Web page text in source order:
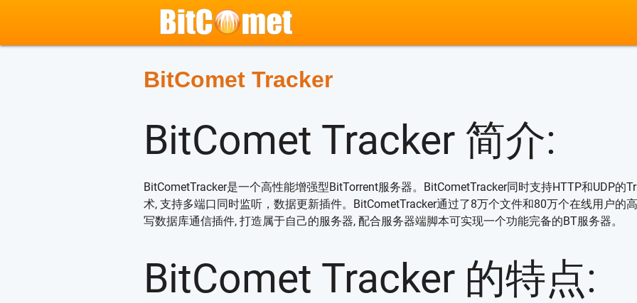
BitComet Tracker
BitComet Tracker 简介:
BitCometTracker是一个高性能增强型BitTorrent服务器。BitCometTracker同时支持HTTP和UDP的
术, 支持多端口同时监听，数据更新插件。BitCometTracker通过了8万个文件和80万个在线用户的
写数据库通信插件, 打造属于自己的服务器, 配合服务器端脚本可实现一个功能完备的BT服务器。
BitComet Tracker 的特点: